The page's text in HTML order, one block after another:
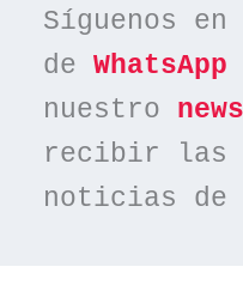
Síguenos
de WhatsApp
nuestro
recibir las
noticias de